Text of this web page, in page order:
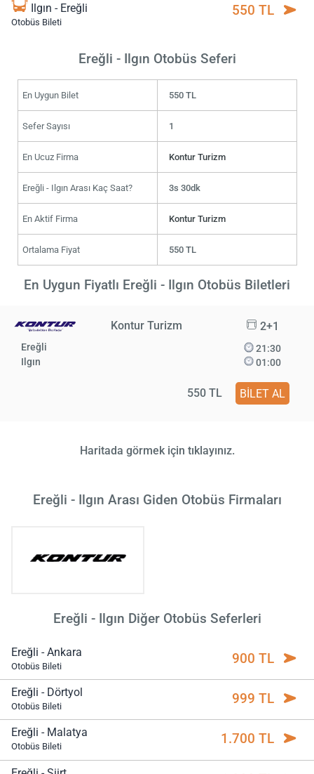
Ilgın - Ereğli
Otobüs Bileti
550 TL
Ereğli - Ilgın Otobüs Seferi
En Uygun Bilet 550 TL
Sefer Sayısı 1
En Ucuz Firma Kontur Turizm
Ereğli - Ilgın Arası Kaç Saat? 3s 30dk
En Aktif Firma Kontur Turizm
Ortalama Fiyat 550 TL
En Uygun Fiyatlı Ereğli - Ilgın Otobüs Biletleri
Kontur Turizm 2+1
Ereğli
Ilgın
21:30
01:00
550 TL BİLET AL
Haritada görmek için tıklayınız.
Ereğli - Ilgın Arası Giden Otobüs Firmaları
Ereğli - Ilgın Diğer Otobüs Seferleri
Ereğli - Ankara
Otobüs Bileti 900 TL
Ereğli - Dörtyol
Otobüs Bileti 999 TL
Ereğli - Malatya
Otobüs Bileti 1.700 TL